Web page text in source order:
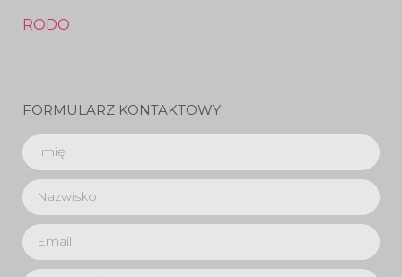
RODO
FORMULARZ KONTAKTOWY